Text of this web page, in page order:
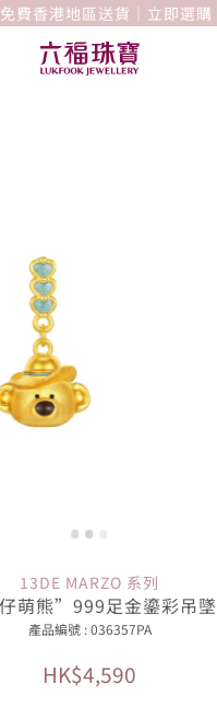
費香港地區送貨｜立即選購
13DE MARZO 系列
萌熊”999足金鎏彩吊墜
產品編號 : 036357PA
HK$4,590